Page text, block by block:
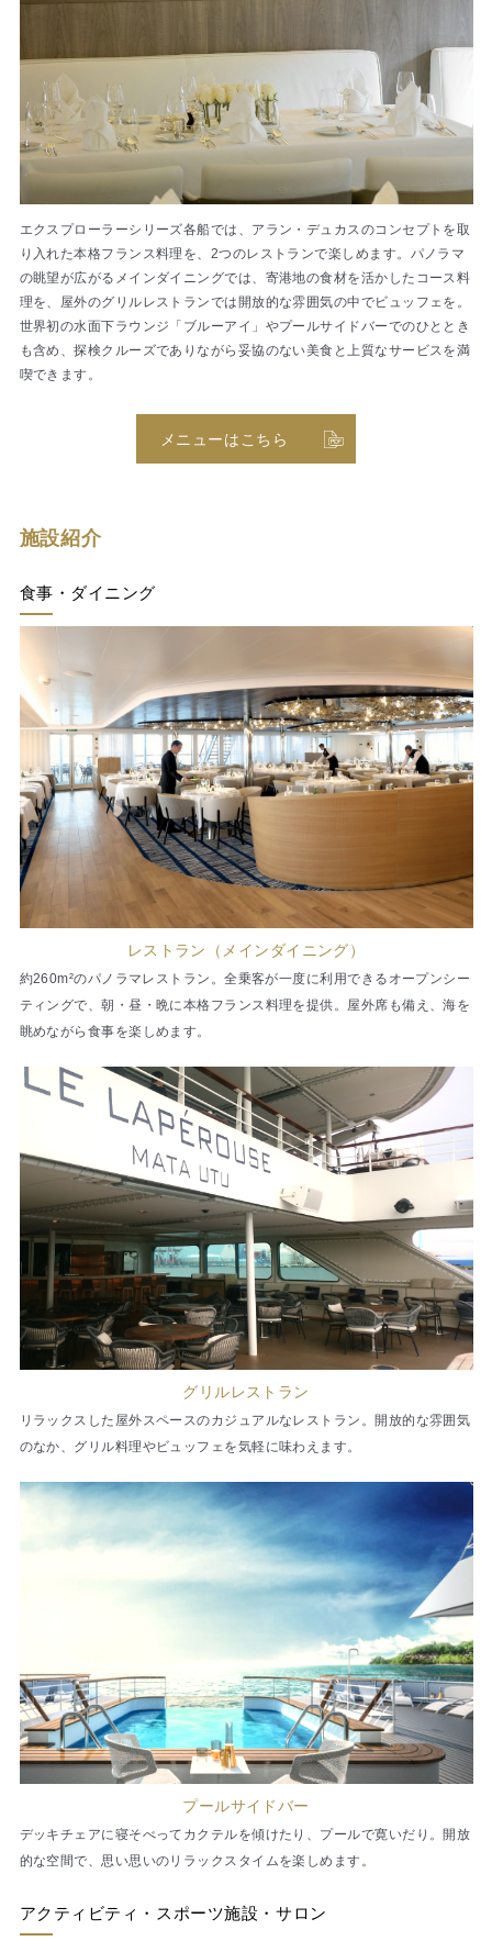
エクスプローラーシリーズ各船では、アラン・デュカスのコンセプトを取
り入れた本格フランス料理を、2つのレストランで楽しめます。パノラマ
の眺望が広がるメインダイニングでは、寄港地の食材を活かしたコース料
理を、屋外のグリルレストランでは開放的な雰囲気の中でビュッフェを。
世界初の水面下ラウンジ「ブルーアイ」やプールサイドバーでのひととき
も含め、探検クルーズでありながら妥協のない美食と上質なサービスを満
喫できます。
メニューはこちら
施設紹介
食事・ダイニング
レストラン（メインダイニング）
約260m²のパノラマレストラン。全乗客が一度に利用できるオープンシー
ティングで、朝・昼・晩に本格フランス料理を提供。屋外席も備え、海を
眺めながら食事を楽しめます。
グリルレストラン
リラックスした屋外スペースのカジュアルなレストラン。開放的な雰囲気
のなか、グリル料理やビュッフェを気軽に味わえます。
プールサイドバー
デッキチェアに寝そべってカクテルを傾けたり、プールで寛いだり。開放
的な空間で、思い思いのリラックスタイムを楽しめます。
アクティビティ・スポーツ施設・サロン